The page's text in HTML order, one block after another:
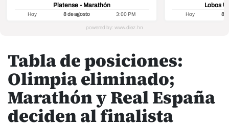
Platense - Marathón
Hoy 8 de agosto 3:00 PM
Lobos
Hoy 8
Tabla de posiciones:
Olimpia eliminado;
Marathón y Real España
deciden al finalista